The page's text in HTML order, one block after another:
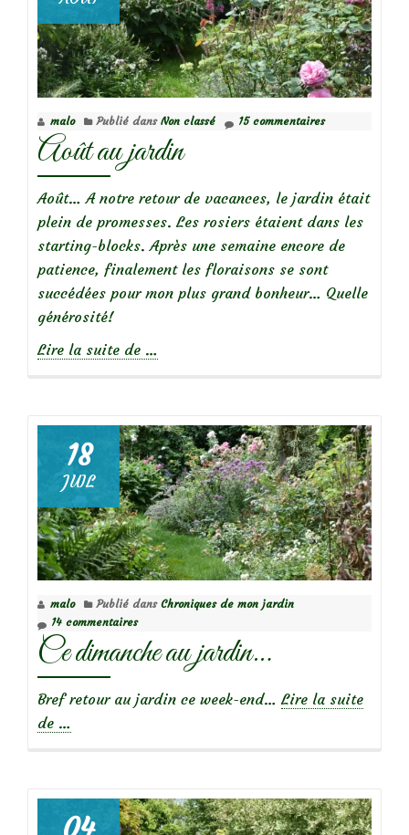
malo Publié dans Non classé 15 commentaires
Août au jardin
Août… A notre retour de vacances, le jardin était
plein de promesses. Les rosiers étaient dans les
starting-blocks. Après une semaine encore de
patience, finalement les floraisons se sont
succédées pour mon plus grand bonheur… Quelle
générosité!
Lire la suite de
jardin
…
18
JUIL
malo Publié dans Chroniques de mon jardin
14 commentaires
Ce dimanche au jardin…
Bref retour au jardin ce week-end… Lire la suite
de à
au
…